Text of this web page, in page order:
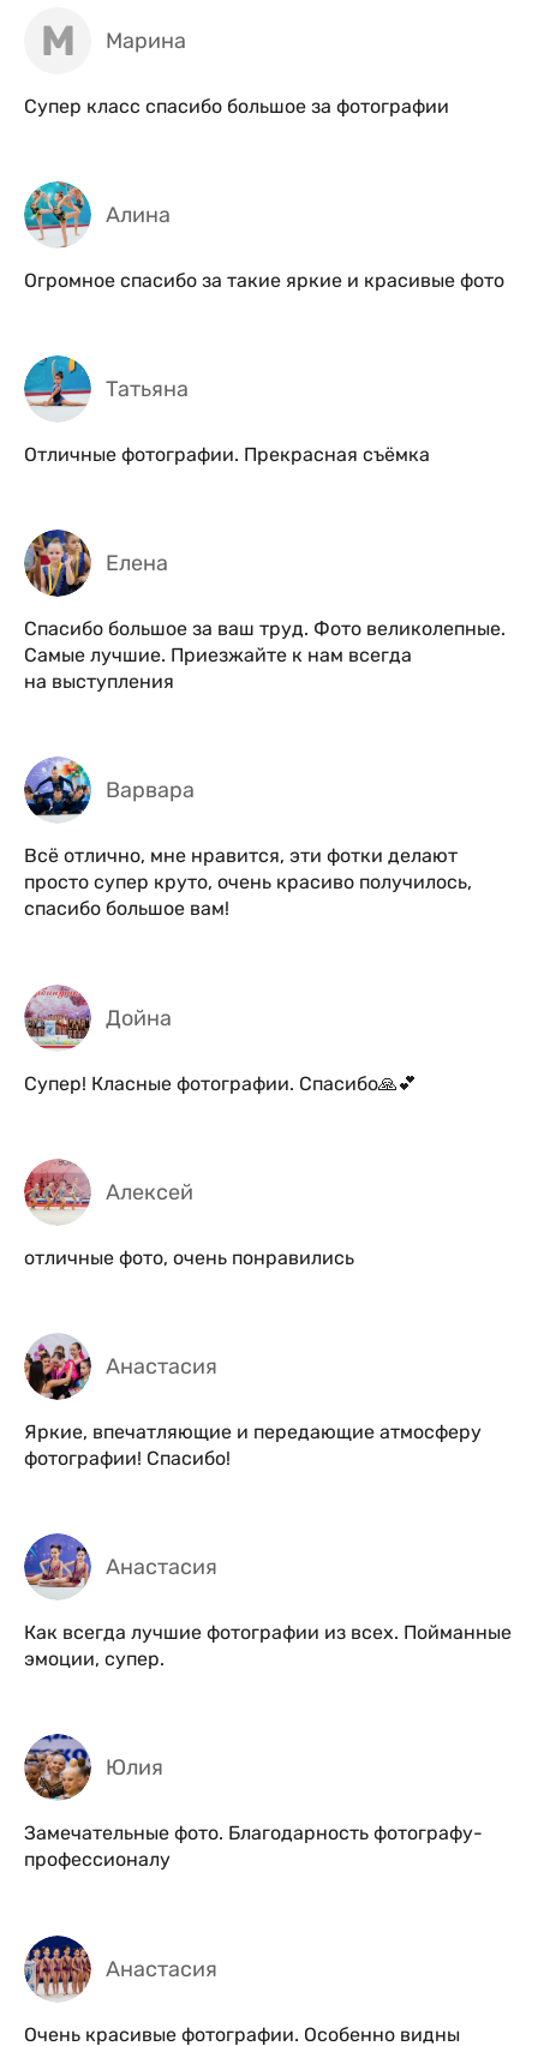
М Марина
Супер класс спасибо большое за фотографии
Алина
Огромное спасибо за такие яркие и красивые фото
Татьяна
Отличные фотографии. Прекрасная съёмка
Елена
Спасибо большое за ваш труд. Фото великолепные.
Самые лучшие. Приезжайте к нам всегда
на выступления
Варвара
Всё отлично, мне нравится, эти фотки делают
просто супер круто, очень красиво получилось,
спасибо большое вам!
Дойна
Супер! Класные фотографии. Спасибо🙏💕
Алексей
отличные фото, очень понравились
Анастасия
Яркие, впечатляющие и передающие атмосферу
фотографии! Спасибо!
Анастасия
Как всегда лучшие фотографии из всех. Пойманные
эмоции, супер.
Юлия
Замечательные фото. Благодарность фотографу-
профессионалу
Анастасия
Очень красивые фотографии. Особенно видны